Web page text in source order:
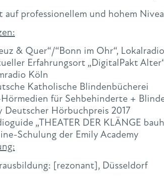
auf professionellem und hohem
& Quer“/“Bonn im Ohr“,
Erfahrungsort „DigitalPakt
Köln
Katholische Blindenbücherei
für Sehbehinderte +
Deutscher Hörbuchpreis 2017
„THEATER DER KLÄNGE
Schulung der Emily Academy
[rezonant], Düsseldorf